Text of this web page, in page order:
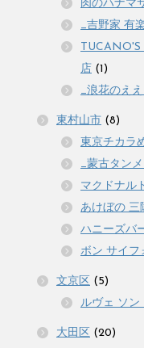
肉のハナマ
_吉野家 有
店 (1)
_浪花のえ
東村山市 (8)
東京チカラ
_蒙古タン
マクドナル
あけぼの 三
ハニーズバ
ボン サイフ
文京区 (5)
ルヴェ ソン
大田区 (20)